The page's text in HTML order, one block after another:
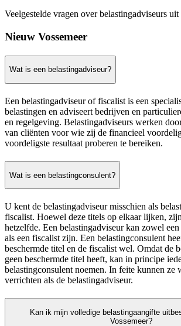
Veelgestelde vragen over belastingadviseurs uit
Nieuw Vossemeer
Wat is een belastingadviseur?
Een belastingadviseur of fiscalist is een
belastingen en adviseert bedrijven en
en regelgeving. Belastingadviseurs werken
van cliënten voor wie zij de financieel
voordeligste resultaat proberen te bereiken.
Wat is een belastingconsulent?
U kent de belastingadviseur misschien als
fiscalist. Hoewel deze titels op elkaar lijken,
hetzelfde. Een belastingadviseur kan zowel
als een fiscalist zijn. Een belastingconsulent
beschermde titel en de fiscalist wel. Omdat de
geen beschermde titel heeft, kan in principe
belastingconsulent noemen. In feite kunnen ze
verrichten als de belastingadviseur.
Kan ik mijn volledige belastingaangifte
Vossemeer?